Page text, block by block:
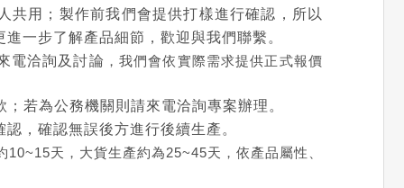
共用；製作前我們會提供打樣進行確認，所以
一步了解產品細節，歡迎與我們聯繫。
電洽詢及討論 ，我們會依實際需求提供正式報價
若為公務機關則請來電洽詢專案辦理。
，確認無誤後方進行後續生產。
天，大貨生產約為25~45天，依產品屬性、